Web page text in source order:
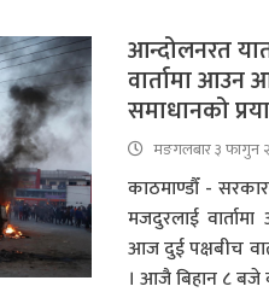
आन्दोलनरत
वार्तामा आउन
समाधानको
मङगलबार ३ फागुन
काठमाण्डौँ -
मजदुरलाई
आज दुई पक्षबीच
। आजै बिहान ८ बजे